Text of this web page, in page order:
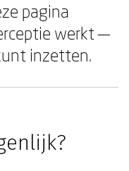
pagina
werkt —
inzetten.